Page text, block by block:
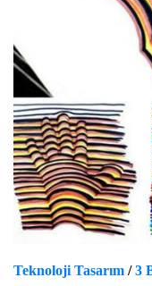
Teknoloji Tasarım /3